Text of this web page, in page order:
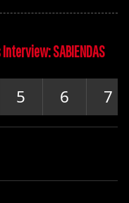
Interview: SABIENDAS
5 6 7